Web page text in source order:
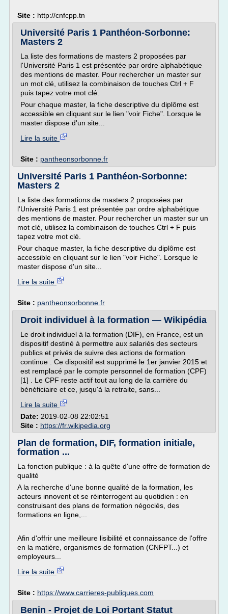
Site : http://cnfcpp.tn
Université Paris 1 Panthéon-Sorbonne:
Masters 2
La liste des formations de masters 2 proposées par
l'Université Paris 1 est présentée par ordre alphabétique
des mentions de master. Pour rechercher un master sur
un mot clé, utilisez la combinaison de touches Ctrl + F
puis tapez votre mot clé.
Pour chaque master, la fiche descriptive du diplôme est
accessible en cliquant sur le lien "voir Fiche". Lorsque le
master dispose d'un site...
Lire la suite
Site : pantheonsorbonne.fr
Université Paris 1 Panthéon-Sorbonne:
Masters 2
La liste des formations de masters 2 proposées par
l'Université Paris 1 est présentée par ordre alphabétique
des mentions de master. Pour rechercher un master sur un
mot clé, utilisez la combinaison de touches Ctrl + F puis
tapez votre mot clé.
Pour chaque master, la fiche descriptive du diplôme est
accessible en cliquant sur le lien "voir Fiche". Lorsque le
master dispose d'un site...
Lire la suite
Site : pantheonsorbonne.fr
Droit individuel à la formation — Wikipédia
Le droit individuel à la formation (DIF), en France, est un
dispositif destiné à permettre aux salariés des secteurs
publics et privés de suivre des actions de formation
continue . Ce dispositif est supprimé le 1er janvier 2015 et
est remplacé par le compte personnel de formation (CPF)
[1] . Le CPF reste actif tout au long de la carrière du
bénéficiaire et ce, jusqu'à la retraite, sans...
Lire la suite
Date: 2019-02-08 22:02:51
Site : https://fr.wikipedia.org
Plan de formation, DIF, formation initiale,
formation ...
La fonction publique : à la quête d'une offre de formation de
qualité
A la recherche d'une bonne qualité de la formation, les
acteurs innovent et se réinterrogent au quotidien : en
construisant des plans de formation négociés, des
formations en ligne,...
Afin d'offrir une meilleure lisibilité et connaissance de l'offre
en la matière, organismes de formation (CNFPT...) et
employeurs...
Lire la suite
Site : https://www.carrieres-publiques.com
Benin - Projet de Loi Portant Statut